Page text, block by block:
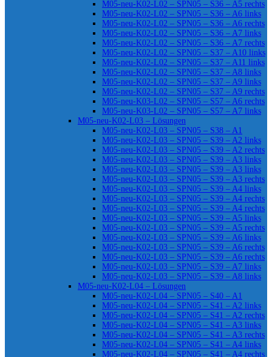
M05-neu-K02-L02 – SPN05 – S36 – A5 rechts
M05-neu-K02-L02 – SPN05 – S36 – A6 links
M05-neu-K02-L02 – SPN05 – S36 – A6 rechts
M05-neu-K02-L02 – SPN05 – S36 – A7 links
M05-neu-K02-L02 – SPN05 – S36 – A7 rechts
M05-neu-K02-L02 – SPN05 – S37 – A10 links
M05-neu-K02-L02 – SPN05 – S37 – A11 links
M05-neu-K02-L02 – SPN05 – S37 – A8 links
M05-neu-K02-L02 – SPN05 – S37 – A9 links
M05-neu-K02-L02 – SPN05 – S37 – A9 rechts
M05-neu-K03-L02 – SPN05 – S57 – A6 rechts
M05-neu-K03-L02 – SPN05 – S57 – A7 links
M05-neu-K02-L03 – Lösungen
M05-neu-K02-L03 – SPN05 – S38 – A1
M05-neu-K02-L03 – SPN05 – S39 – A2 links
M05-neu-K02-L03 – SPN05 – S39 – A2 rechts
M05-neu-K02-L03 – SPN05 – S39 – A3 links
M05-neu-K02-L03 – SPN05 – S39 – A3 links
M05-neu-K02-L03 – SPN05 – S39 – A3 rechts
M05-neu-K02-L03 – SPN05 – S39 – A4 links
M05-neu-K02-L03 – SPN05 – S39 – A4 rechts
M05-neu-K02-L03 – SPN05 – S39 – A4 rechts
M05-neu-K02-L03 – SPN05 – S39 – A5 links
M05-neu-K02-L03 – SPN05 – S39 – A5 rechts
M05-neu-K02-L03 – SPN05 – S39 – A6 links
M05-neu-K02-L03 – SPN05 – S39 – A6 rechts
M05-neu-K02-L03 – SPN05 – S39 – A6 rechts
M05-neu-K02-L03 – SPN05 – S39 – A7 links
M05-neu-K02-L03 – SPN05 – S39 – A8 links
M05-neu-K02-L04 – Lösungen
M05-neu-K02-L04 – SPN05 – S40 – A1
M05-neu-K02-L04 – SPN05 – S41 – A2 links
M05-neu-K02-L04 – SPN05 – S41 – A2 rechts
M05-neu-K02-L04 – SPN05 – S41 – A3 links
M05-neu-K02-L04 – SPN05 – S41 – A3 rechts
M05-neu-K02-L04 – SPN05 – S41 – A4 links
M05-neu-K02-L04 – SPN05 – S41 – A4 rechts